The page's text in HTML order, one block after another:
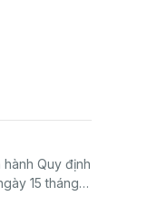
Quy định
15 tháng 8